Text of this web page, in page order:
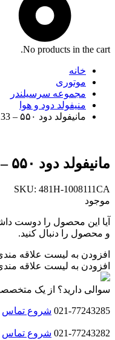
No products in the cart.
خانه
موتوری
مجموعه سرسیلندر
منیفولد دود و هوا
مانیفولد دود ۵۵۰ – X33
مانیفولد دود ۵۵۰ – X33
SKU: 481H-1008111CA
موجود
آیا این محصول را دوست
و محصول را دنبال کنید.
افزودن به لیست علاقه
افزودن به لیست علاقه
سوالی دارید؟ از یک
021-77243285 شروع تماس
021-77243282 شروع تماس